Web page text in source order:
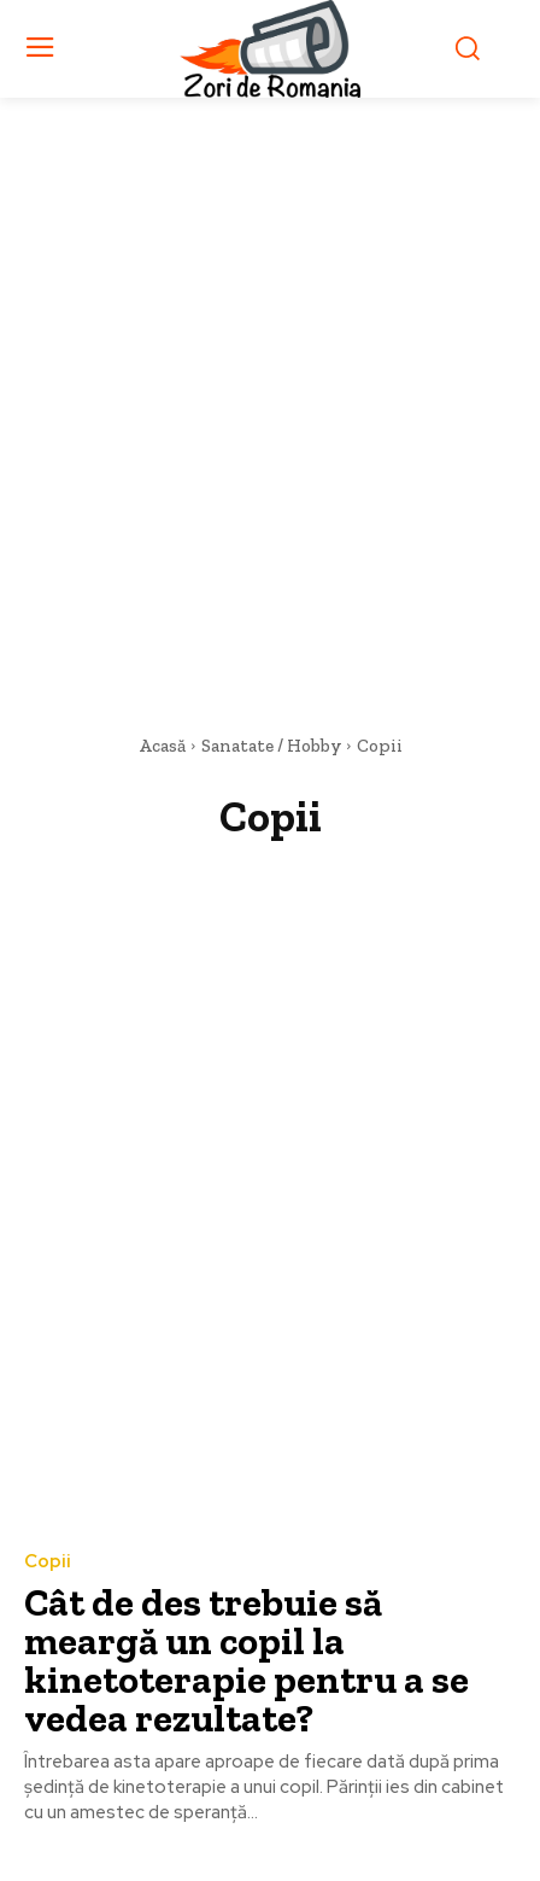
Acasă Sanatate / Hobby Copii
Copii
Copii
Cât de des trebuie să
meargă un copil la
kinetoterapie pentru a se
vedea rezultate?
Întrebarea asta apare aproape de fiecare dată după prima
ședință de kinetoterapie a unui copil. Părinții ies din cabinet
cu un amestec de speranță...